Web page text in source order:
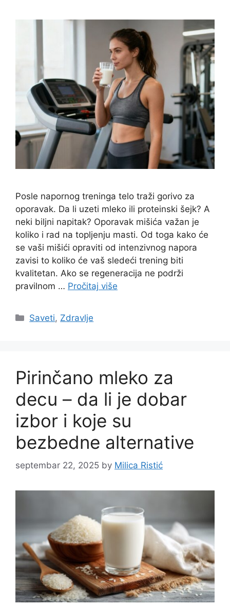
Posle napornog treninga telo traži gorivo za
oporavak. Da li uzeti mleko ili proteinski šejk? A
neki biljni napitak? Oporavak mišića važan je
koliko i rad na topljenju masti. Od toga kako će
se vaši mišići opraviti od intenzivnog napora
zavisi to koliko će vaš sledeći trening biti
kvalitetan. Ako se regeneracija ne podrži
pravilnom … Pročitaj više
Categories
Saveti, Zdravlje
Pirinčano mleko za
decu – da li je dobar
izbor i koje su
bezbedne alternative
septembar 22, 2025 by Milica Ristić